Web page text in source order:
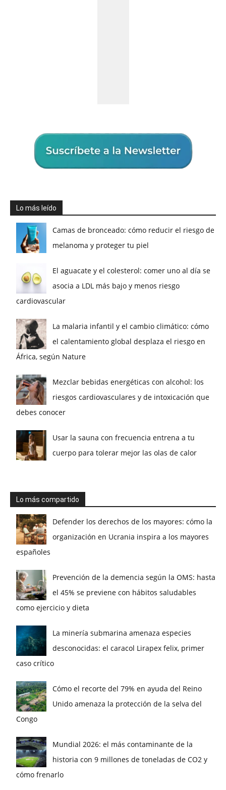
Lo más leído
Camas de bronceado: cómo reducir el riesgo de
melanoma y proteger tu piel
El aguacate y el colesterol: comer uno al día se
asocia a LDL más bajo y menos riesgo
cardiovascular
La malaria infantil y el cambio climático: cómo
el calentamiento global desplaza el riesgo en
África, según Nature
Mezclar bebidas energéticas con alcohol: los
riesgos cardiovasculares y de intoxicación que
debes conocer
Usar la sauna con frecuencia entrena a tu
cuerpo para tolerar mejor las olas de calor
Lo más compartido
Defender los derechos de los mayores: cómo la
organización en Ucrania inspira a los mayores
españoles
Prevención de la demencia según la OMS: hasta
el 45% se previene con hábitos saludables
como ejercicio y dieta
La minería submarina amenaza especies
desconocidas: el caracol Lirapex felix, primer
caso crítico
Cómo el recorte del 79% en ayuda del Reino
Unido amenaza la protección de la selva del
Congo
Mundial 2026: el más contaminante de la
historia con 9 millones de toneladas de CO2 y
cómo frenarlo